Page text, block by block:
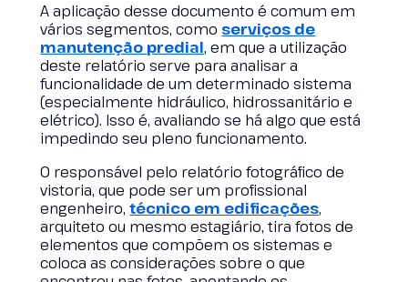
A aplicação desse documento é comum em
vários segmentos, como serviços de
manutenção predial, em que a utilização
deste relatório serve para analisar a
funcionalidade de um determinado sistema
(especialmente hidráulico, hidrossanitário e
elétrico). Isso é, avaliando se há algo que está
impedindo seu pleno funcionamento.
O responsável pelo relatório fotográfico de
vistoria, que pode ser um profissional
engenheiro,técnico em edificações,
arquiteto ou mesmo estagiário, tira fotos de
elementos que compõem os sistemas e
coloca as considerações sobre o que